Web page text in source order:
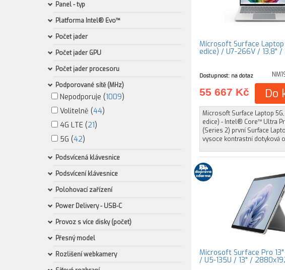
Panel - typ
Platforma Intel® Evo™
Počet jader
Počet jader GPU
Počet jader procesoru
Podporované sítě (MHz)
Nepodporuje (1009)
Volitelně (44)
4G LTE (21)
5G (42)
Podsvícená klávesnice
Podsvícení klávesnice
Polohovací zařízení
Power Delivery - USB-C
Provoz s více disky (počet)
Přesný model
Rozlišení webkamery
Microsoft Surface Laptop
edice) / U7-266V / 13,8"
Dostupnost: na dotaz
55 667 Kč Do
Microsoft Surface Laptop 5G,
edice) - Intel® Core™ Ultra
(Series 2) první Surface
vysoce kontrastní dotyková
Microsoft Surface Pro 13"
/ U5-135U / 13" /